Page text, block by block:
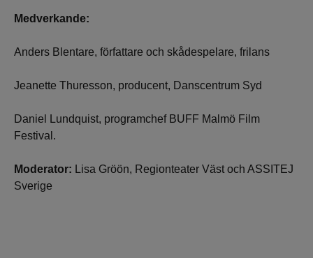
Medverkande:
Anders Blentare, författare och skådespelare, frilans
Jeanette Thuresson, producent, Danscentrum Syd
Daniel Lundquist, programchef BUFF Malmö Film
Festival.
Moderator: Lisa Gröön, Regionteater Väst och ASSITEJ
Sverige